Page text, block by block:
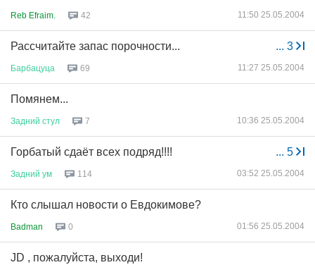
Reb Efraim. 42 11:50 25.05.2004
... 3
Рассчитайте запас порочности...
Барбацуца 69 11:27 25.05.2004
Помянем...
Задний стул 7 10:36 25.05.2004
... 5
Горбатый сдаёт всех подряд!!!!
Задний ум 114 03:52 25.05.2004
Кто слышал новости о Евдокимове?
Badman 0 01:56 25.05.2004
JD , пожалуйста, выходи!